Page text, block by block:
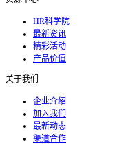
HR科学院
最新资讯
精彩活动
产品价值
关于我们
企业介绍
加入我们
最新动态
渠道合作